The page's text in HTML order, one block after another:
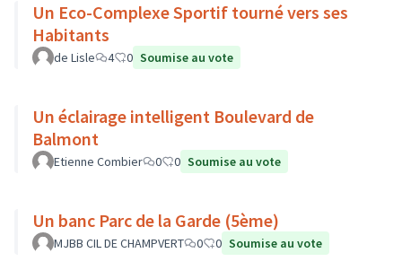
Un Eco-Complexe Sportif tourné vers ses
Habitants
de Lisle 4 0 Soumise au vote
Un éclairage intelligent Boulevard de
Balmont
Etienne Combier 0 0 Soumise au vote
Un banc Parc de la Garde (5ème)
MJBB CIL DE CHAMPVERT 0 0 Soumise au vote